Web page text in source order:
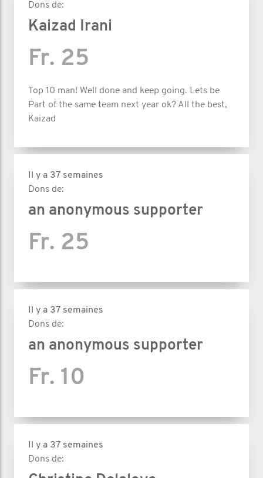
Dons de:
Kaizad Irani
Fr. 25
Top 10 man! Well done and keep going. Lets be
Part of the same team next year ok? All the best,
Kaizad
Il y a 37 semaines
Dons de:
an anonymous supporter
Fr. 25
Il y a 37 semaines
Dons de:
an anonymous supporter
Fr. 10
Il y a 37 semaines
Dons de: